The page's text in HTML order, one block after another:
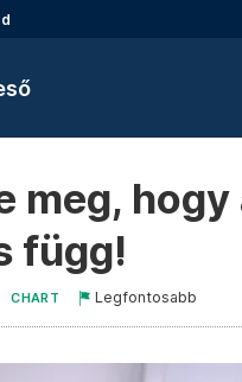
meg,
függ!
CHART Legfontosabb